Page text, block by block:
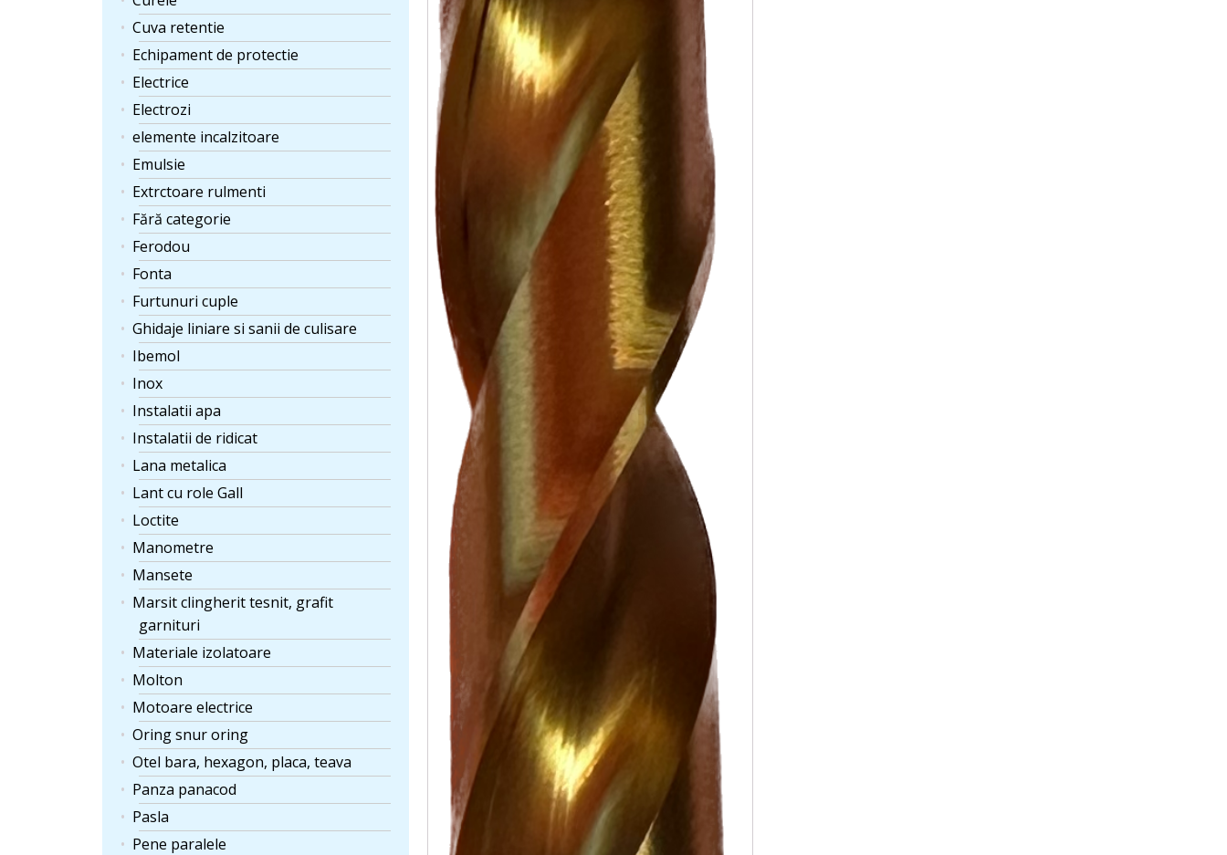
Cuva retentie
Echipament de protectie
Electrice
Electrozi
elemente incalzitoare
Emulsie
Extrctoare rulmenti
Fără categorie
Ferodou
Fonta
Furtunuri cuple
Ghidaje liniare si sanii de culisare
Ibemol
Inox
Instalatii apa
Instalatii de ridicat
Lana metalica
Lant cu role Gall
Loctite
Manometre
Mansete
Marsit clingherit tesnit, grafit
garnituri
Materiale izolatoare
Molton
Motoare electrice
Oring snur oring
Otel bara, hexagon, placa, teava
Panza panacod
Pasla
Pene paralele